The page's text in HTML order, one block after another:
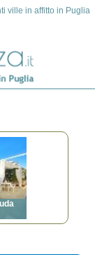
ville in affitto in Puglia